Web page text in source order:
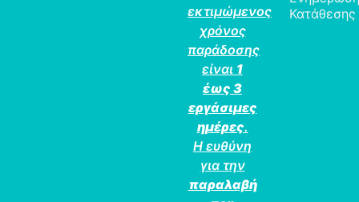
εκτιμώμενος
χρόνος
παράδοσης
είναι 1
έως 3
εργάσιμες
ημέρες.
Η ευθύνη
για την
παραλαβή
Κατάθεσης